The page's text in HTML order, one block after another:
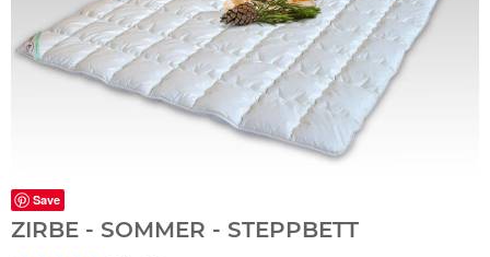
Save
ZIRBE - SOMMER - STEPPBETT